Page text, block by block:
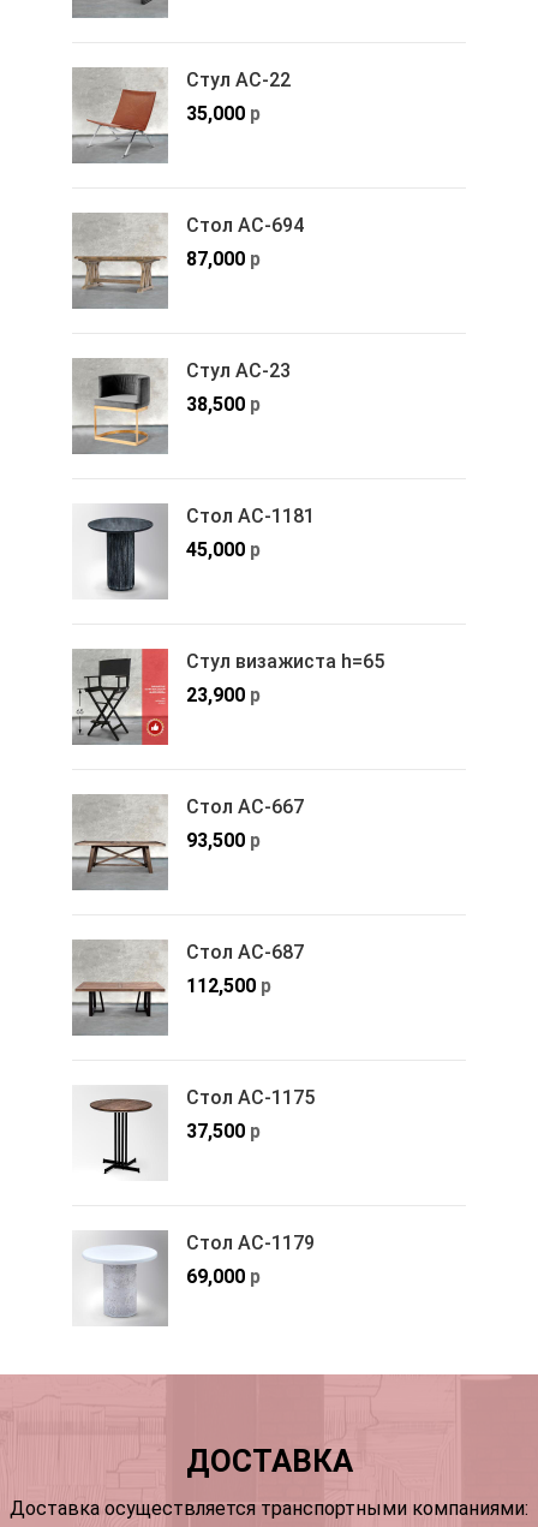
Стул АС-22
35,000 р
Стол АС-694
87,000 р
Стул АС-23
38,500 р
Стол АС-1181
45,000 р
Стул визажиста h=65
23,900 р
Стол АС-667
93,500 р
Стол АС-687
112,500 р
Стол АС-1175
37,500 р
Стол АС-1179
69,000 р
ДОСТАВКА
Доставка осуществляется транспортными компаниями: